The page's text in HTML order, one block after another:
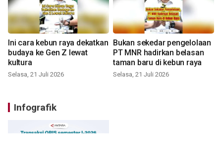
Ini cara kebun raya dekatkan
budaya ke Gen Z lewat
kultura
Selasa, 21 Juli 2026
Bukan sekedar pengelolaan
PT MNR hadirkan belasan
taman baru di kebun raya
Selasa, 21 Juli 2026
Infografik